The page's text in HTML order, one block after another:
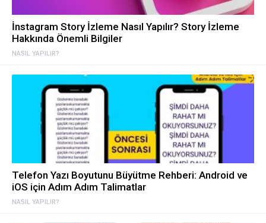
NASIL YAPILIR?
İnstagram Story İzleme Nasıl Yapılır? Story İzleme
Hakkında Önemli Bilgiler
NASIL YAPILIR?
Telefon Yazı Boyutunu Büyütme Rehberi: Android ve
iOS için Adım Adım Talimatlar